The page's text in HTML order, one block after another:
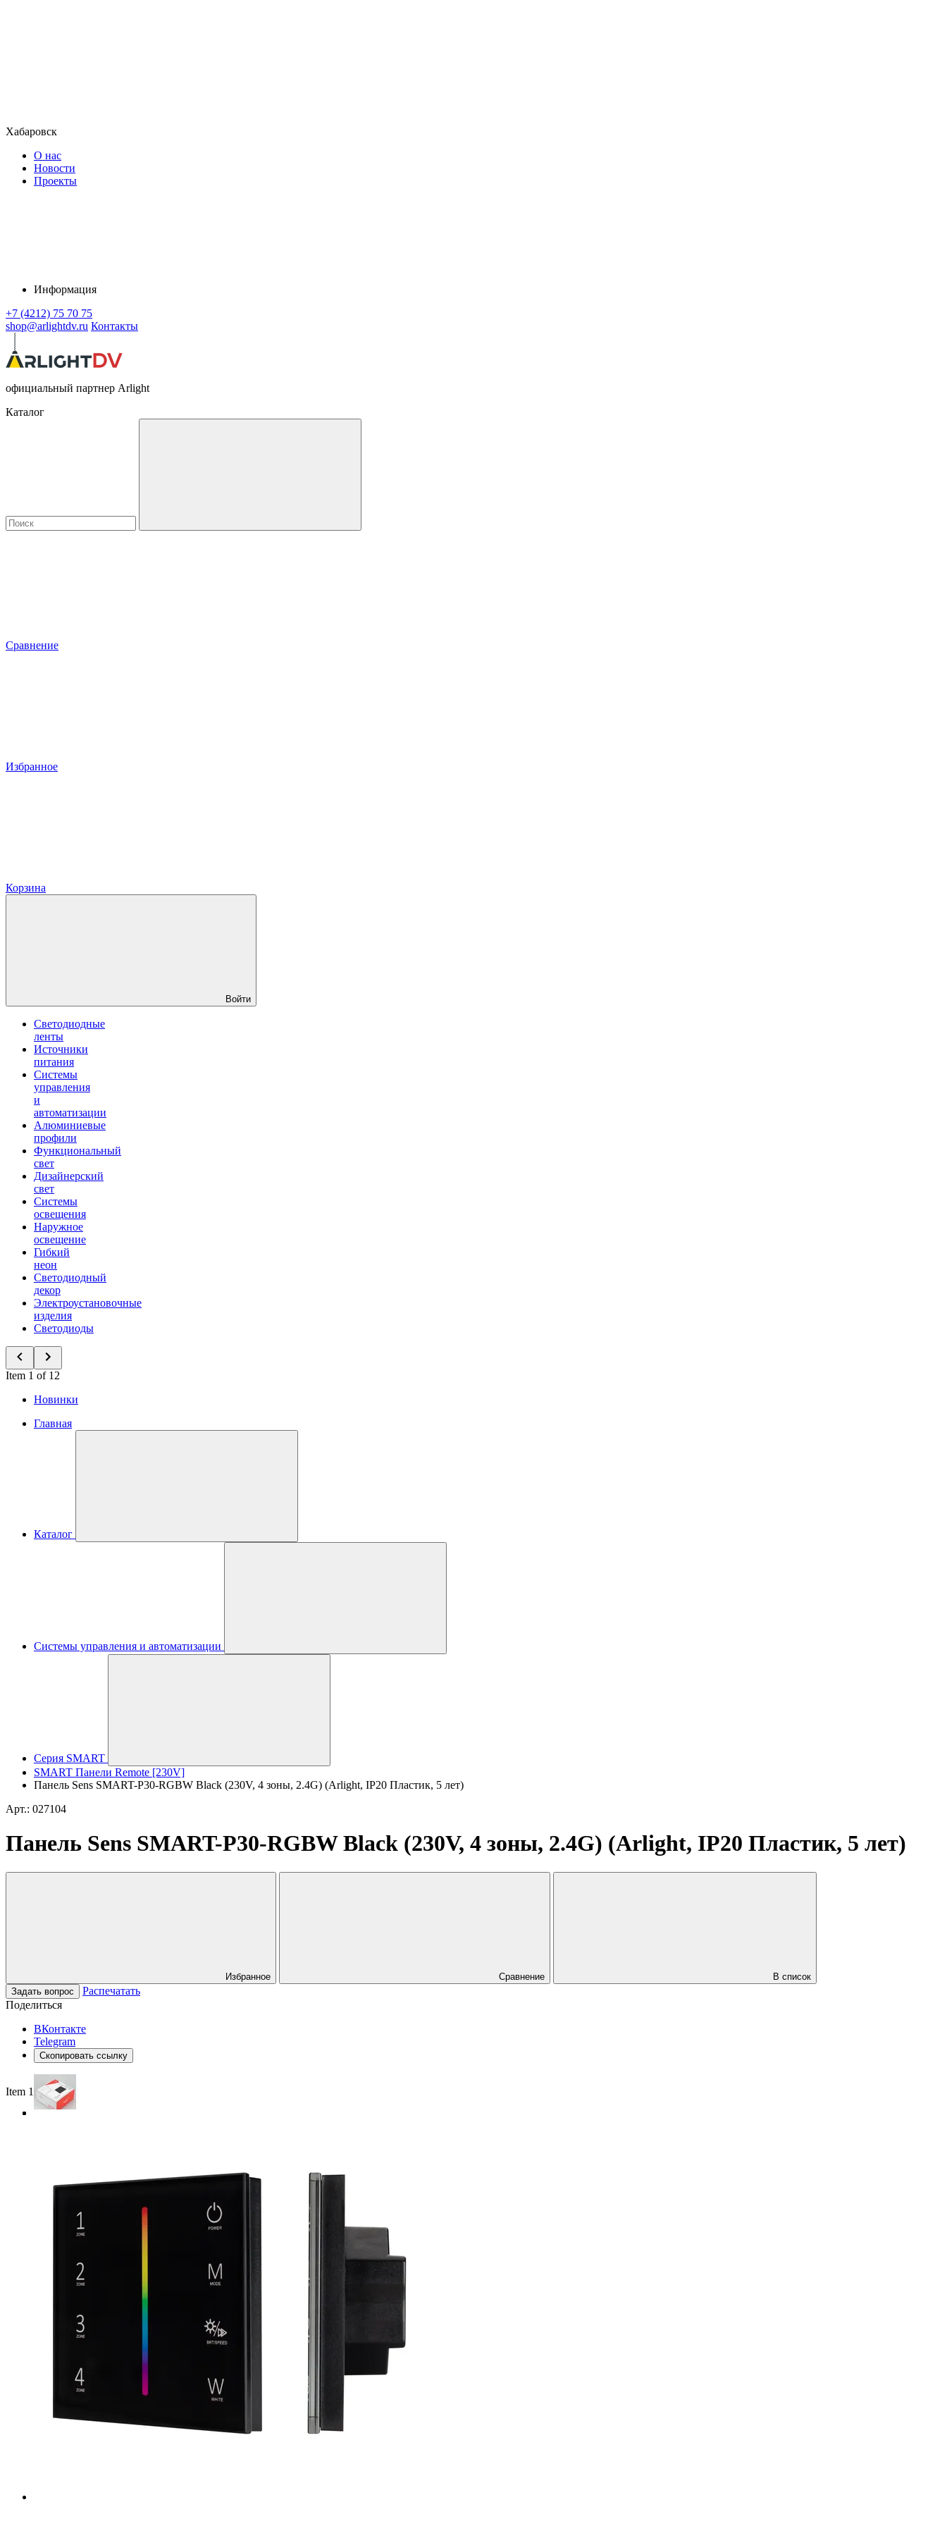
Хабаровск
О нас
Новости
Проекты
Информация
+7 (4212) 75 70 75
shop@arlightdv.ru Контакты
официальный партнер Arlight
Каталог
Сравнение
Избранное
Корзина
Войти
Светодиодные
ленты
Источники
питания
Системы
управления
и
автоматизации
Алюминиевые
профили
Функциональный
свет
Дизайнерский
свет
Системы
освещения
Наружное
освещение
Гибкий
неон
Светодиодный
декор
Электроустановочные
изделия
Светодиоды
Item 1 of 12
Новинки
Главная
Каталог
Системы управления и автоматизации
Серия SMART
SMART Панели Remote [230V]
Панель Sens SMART-P30-RGBW Black (230V, 4 зоны, 2.4G) (Arlight, IP20 Пластик, 5 лет)
Арт.: 027104
Панель Sens SMART-P30-RGBW Black (230V, 4 зоны, 2.4G) (Arlight, IP20 Пластик, 5 лет)
Избранное Сравнение
В список
Задать вопрос
Распечатать
Поделиться
ВКонтакте
Telegram
Скопировать ссылку
Item 1 of 3